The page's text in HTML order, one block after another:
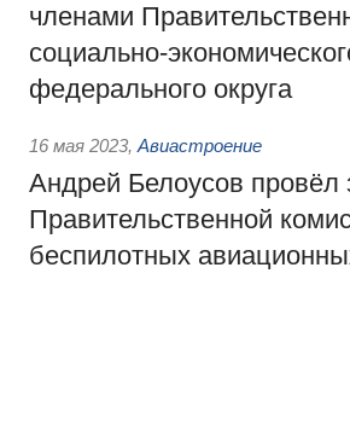
членами
социально-
федерального округа
16 мая 2023, Авиастроение
Андрей Белоусов провёл
Правительственной
беспилотных